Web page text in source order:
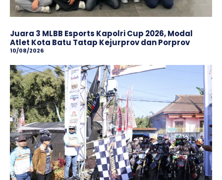
Juara 3 MLBB Esports Kapolri Cup 2026, Modal
Atlet Kota Batu Tatap Kejurprov dan Porprov
10/08/2026